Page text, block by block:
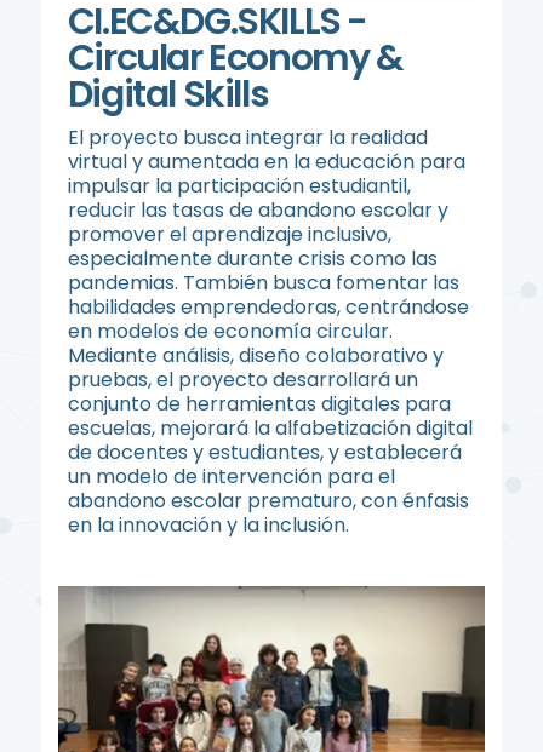
CI.EC&DG.SKILLS -
Circular Economy &
Digital Skills
El proyecto busca integrar la realidad
virtual y aumentada en la educación para
impulsar la participación estudiantil,
reducir las tasas de abandono escolar y
promover el aprendizaje inclusivo,
especialmente durante crisis como las
pandemias. También busca fomentar las
habilidades emprendedoras, centrándose
en modelos de economía circular.
Mediante análisis, diseño colaborativo y
pruebas, el proyecto desarrollará un
conjunto de herramientas digitales para
escuelas, mejorará la alfabetización digital
de docentes y estudiantes, y establecerá
un modelo de intervención para el
abandono escolar prematuro, con énfasis
en la innovación y la inclusión.